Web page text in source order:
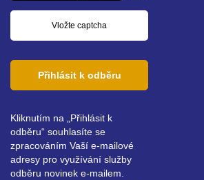
Přihlásit k odběru
Kliknutím na „Přihlásit k
odběru“ souhlasíte se
zpracováním Vaší e-mailové
adresy pro využívání služby
odběru novinek e-mailem.